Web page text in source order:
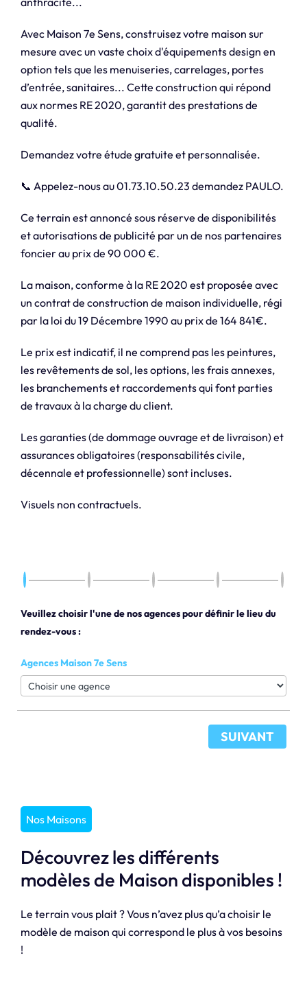
Avec Maison 7e Sens, construisez votre maison sur
mesure avec un vaste choix d'équipements design en
option tels que les menuiseries, carrelages, portes
d’entrée, sanitaires... Cette construction qui répond
aux normes RE 2020, garantit des prestations de
qualité.
Demandez votre étude gratuite et personnalisée.
📞 Appelez-nous au 01.73.10.50.23 demandez PAULO.
Ce terrain est annoncé sous réserve de disponibilités
et autorisations de publicité par un de nos partenaires
foncier au prix de 90 000 €.
La maison, conforme à la RE 2020 est proposée avec
un contrat de construction de maison individuelle, régi
par la loi du 19 Décembre 1990 au prix de 164 841€.
Le prix est indicatif, il ne comprend pas les peintures,
les revêtements de sol, les options, les frais annexes,
les branchements et raccordements qui font parties
de travaux à la charge du client.
Les garanties (de dommage ouvrage et de livraison) et
assurances obligatoires (responsabilités civile,
décennale et professionnelle) sont incluses.
Visuels non contractuels.
Veuillez choisir l'une de nos agences pour définir le lieu du
rendez-vous :
Agences Maison 7e Sens
SUIVANT
Nos Maisons
Découvrez les différents
modèles de Maison disponibles !
Le terrain vous plait ? Vous n’avez plus qu’a choisir le
modèle de maison qui correspond le plus à vos besoins
!